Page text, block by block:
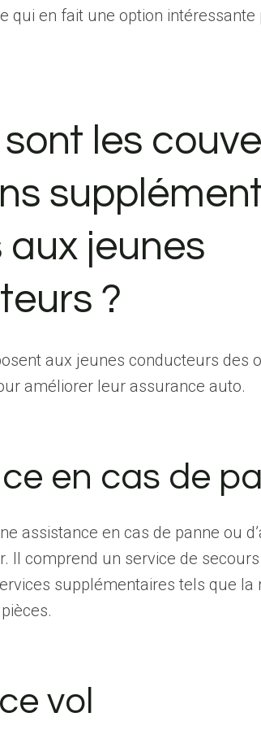
qui en fait une option
les
jeunes
?
aux jeunes conducteurs des
améliorer leur assurance auto.
en cas de
assistance en cas de panne ou
Il comprend un service de
supplémentaires tels que la
vol